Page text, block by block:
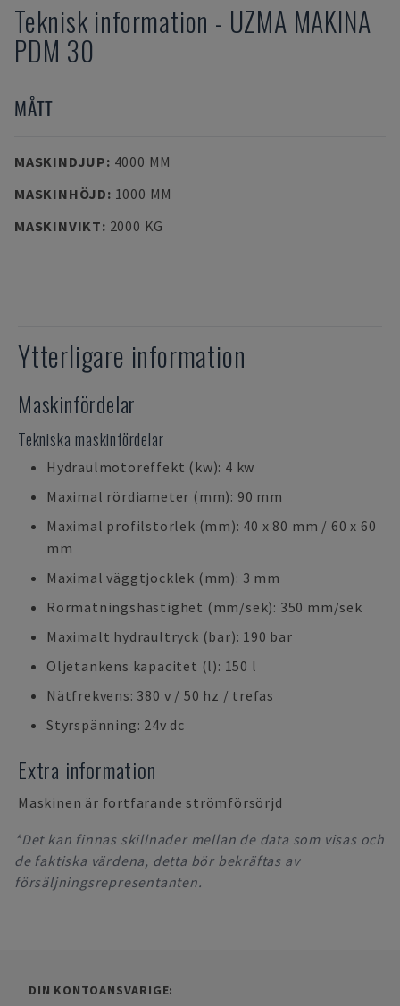
Teknisk information - UZMA MAKINA
PDM 30
MÅTT
MASKINDJUP: 4000 MM
MASKINHÖJD: 1000 MM
MASKINVIKT: 2000 KG
Ytterligare information
Maskinfördelar
Tekniska maskinfördelar
Hydraulmotoreffekt (kw): 4 kw
Maximal rördiameter (mm): 90 mm
Maximal profilstorlek (mm): 40 x 80 mm / 60 x 60
mm
Maximal väggtjocklek (mm): 3 mm
Rörmatningshastighet (mm/sek): 350 mm/sek
Maximalt hydraultryck (bar): 190 bar
Oljetankens kapacitet (l): 150 l
Nätfrekvens: 380 v / 50 hz / trefas
Styrspänning: 24v dc
Extra information
Maskinen är fortfarande strömförsörjd
*Det kan finnas skillnader mellan de data som visas och
de faktiska värdena, detta bör bekräftas av
försäljningsrepresentanten.
DIN KONTOANSVARIGE: